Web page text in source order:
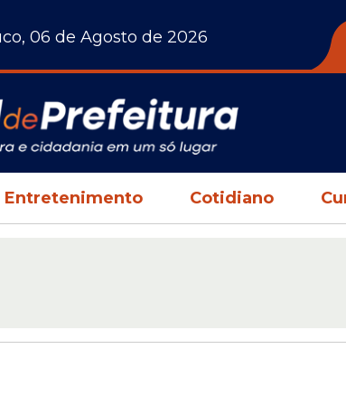
06 de Agosto de 2026
Entretenimento Cotidiano